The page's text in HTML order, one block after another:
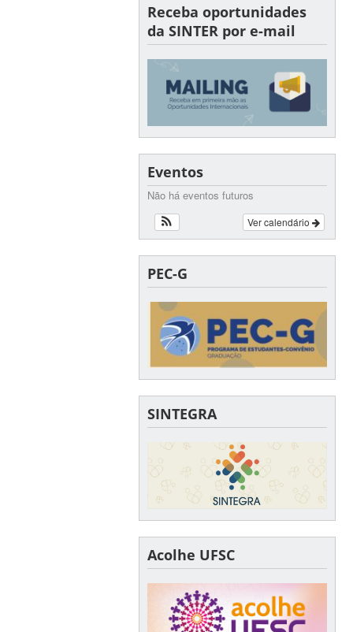
Receba oportunidades
da SINTER por e-mail
Eventos
Não há eventos futuros
Ver calendário
PEC-G
SINTEGRA
Acolhe UFSC